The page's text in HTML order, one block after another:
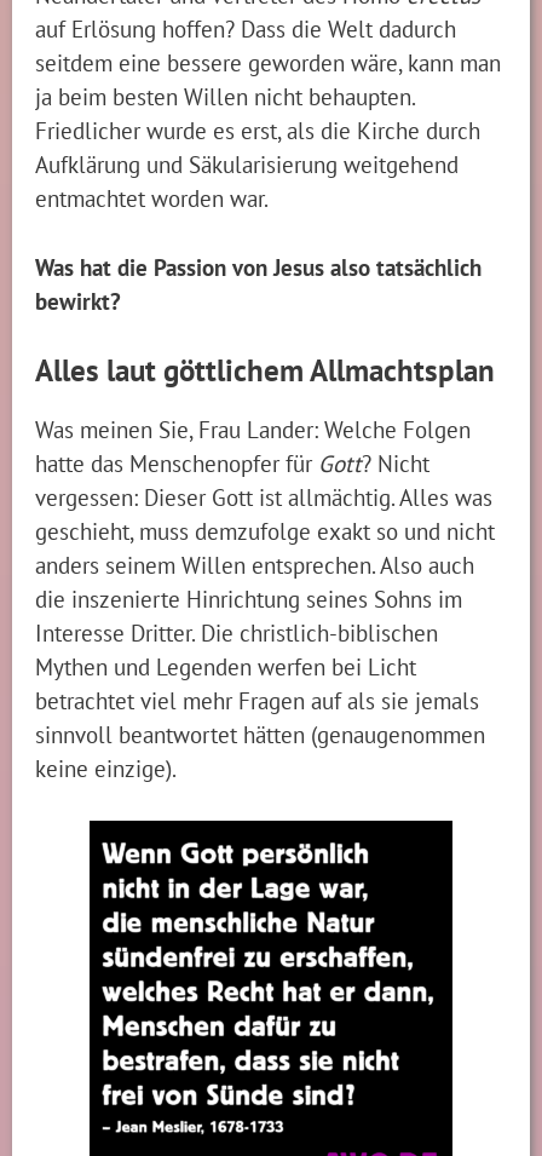
auf Erlösung hoffen? Dass die Welt dadurch
seitdem eine bessere geworden wäre, kann man
ja beim besten Willen nicht behaupten.
Friedlicher wurde es erst, als die Kirche durch
Aufklärung und Säkularisierung weitgehend
entmachtet worden war.
Was hat die Passion von Jesus also tatsächlich
bewirkt?
Alles laut göttlichem Allmachtsplan
Was meinen Sie, Frau Lander: Welche Folgen
hatte das Menschenopfer für Gott? Nicht
vergessen: Dieser Gott ist allmächtig. Alles was
geschieht, muss demzufolge exakt so und nicht
anders seinem Willen entsprechen. Also auch
die inszenierte Hinrichtung seines Sohns im
Interesse Dritter. Die christlich-biblischen
Mythen und Legenden werfen bei Licht
betrachtet viel mehr Fragen auf als sie jemals
sinnvoll beantwortet hätten (genaugenommen
keine einzige).